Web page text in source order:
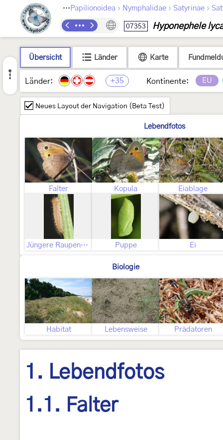
Lepidoptera › Papilionoidea › Nymphalidae › Satyrinae ›
07353 Hyponephele
Übersicht Länder Karte
Länder: +35 Kontinente: EU
Neues Layout der Navigation (Beta Test)
Lebendfotos
Falter Kopula Eiablage
Jüngere Raupenstadien Puppe Ei
Biologie
Habitat Lebensweise Prädatoren
1. Lebendfotos
1.1. Falter